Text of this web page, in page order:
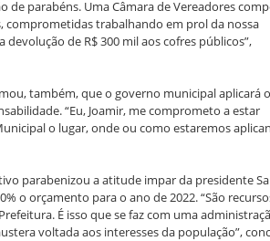
de parabéns. Uma Câmara de Vereadores
comprometidas trabalhando em prol da nossa
devolução de R$ 300 mil aos cofres públicos”,
também, que o governo municipal aplicará o
“Eu, Joamir, me comprometo a estar
o lugar, onde ou como estaremos
parabenizou a atitude impar da presidente
o orçamento para o ano de 2022. “São
É isso que se faz com uma
voltada aos interesses da população”,